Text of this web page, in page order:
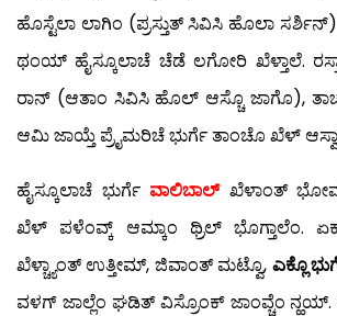
ಹೊಸ್ಟೆಲಾ ಲಾಗಿಂ (ಪ್ರಸ್ತುತ್ ಸಿವಿಸಿ ಹೊಲಾ
ಥಂಯ್ ಹೈಸ್ಕೂಲಾಚೆ ಚೆಡೆ ಲಗೋರಿ ಖೆಳ್ತಾಲೆ.
ರಾನ್ (ಆತಾಂ ಸಿವಿಸಿ ಹೊಲ್ ಆಸ್ಚೊ ಜಾಗೊ),
ಆಮಿ ಜಾಯ್ತೆ ಪ್ರೈಮರಿಚೆ ಭುರ್ಗೆ ತಾಂಚೊ ಖೆಳ್
ಹೈಸ್ಕೂಲಾಚೆ ಭುರ್ಗೆ ವಾಲಿಬಾಲ್ಖೆಳಾಂತ್ ಭೋವ್
ಖೆಳ್ ಪಳೆಂವ್ಕ್ ಆಮ್ಕಾಂ ಥ್ರಿಲ್ ಭೊಗ್ತಾಲೆಂ.
ಖೆಳ್ಚ್ಯಾಂತ್ ಉತ್ತೀಮ್, ಜಿವಾಂತ್ ಮಟ್ವೊ, ಎಕ್ಲೊ
ವಳಗ್ ಜಾಲ್ಲೆಂ ಘಡಿತ್ ವಿಸ್ರೊಂಕ್ ಜಾಂವ್ಚೆಂ